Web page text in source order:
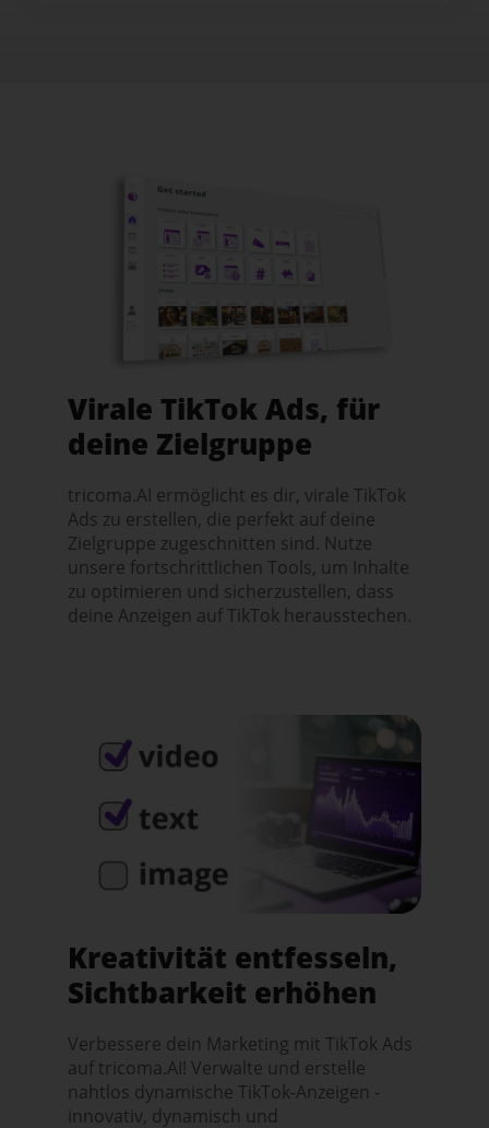
Virale TikTok Ads, für
deine Zielgruppe
tricoma.AI ermöglicht es dir, virale TikTok
Ads zu erstellen, die perfekt auf deine
Zielgruppe zugeschnitten sind. Nutze
unsere fortschrittlichen Tools, um Inhalte
zu optimieren und sicherzustellen, dass
deine Anzeigen auf TikTok herausstechen.
Kreativität entfesseln,
Sichtbarkeit erhöhen
Verbessere dein Marketing mit TikTok Ads
auf tricoma.AI! Verwalte und erstelle
nahtlos dynamische TikTok-Anzeigen -
innovativ, dynamisch und